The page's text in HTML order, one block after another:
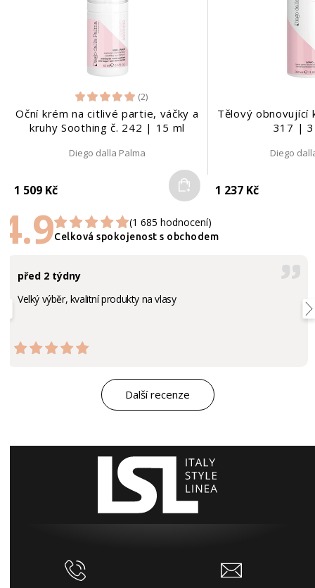
(2)
Oční krém na citlivé partie, váčky a
kruhy Soothing č. 242 | 15 ml
Diego dalla Palma
1 509 Kč Do košíku
Tělový obnovující
317 |
Diego
1 237 Kč
4.9 (1 685 hodnocení)
Celková spokojenost s obchodem
před 2 týdny
Velký výběr, kvalitní produkty na vlasy
Další recenze